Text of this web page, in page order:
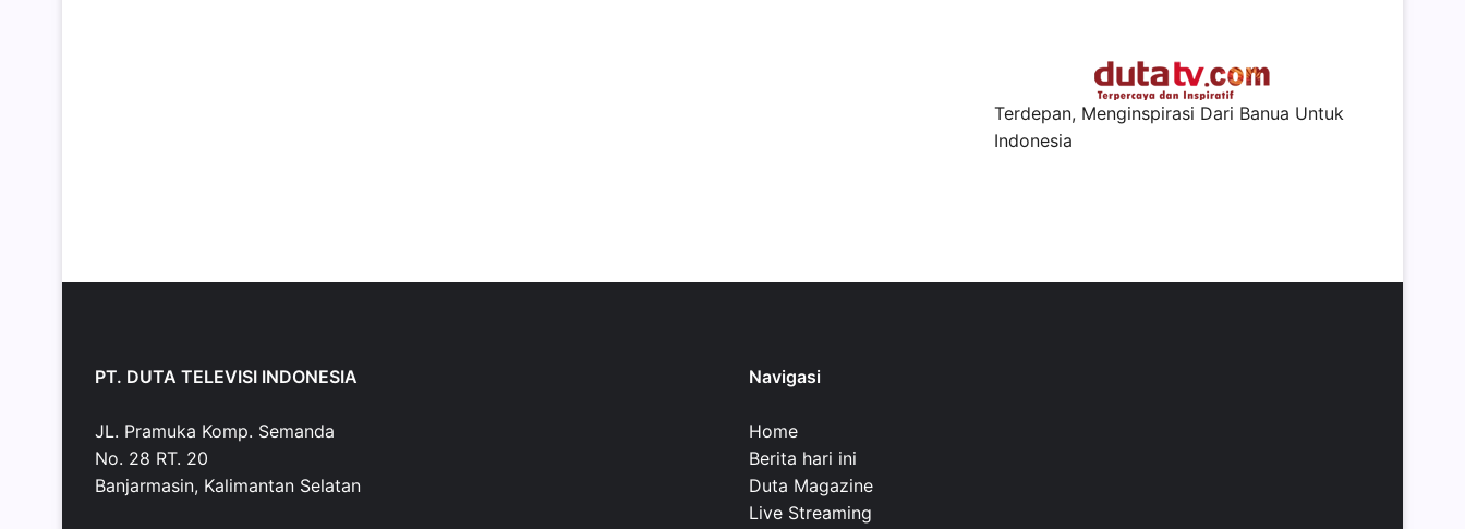
Terdepan, Menginspirasi Dari Banua Untuk
Indonesia
PT. DUTA TELEVISI INDONESIA
JL. Pramuka Komp. Semanda
No. 28 RT. 20
Banjarmasin, Kalimantan Selatan
Navigasi
Home
Berita hari ini
Duta Magazine
Live Streaming